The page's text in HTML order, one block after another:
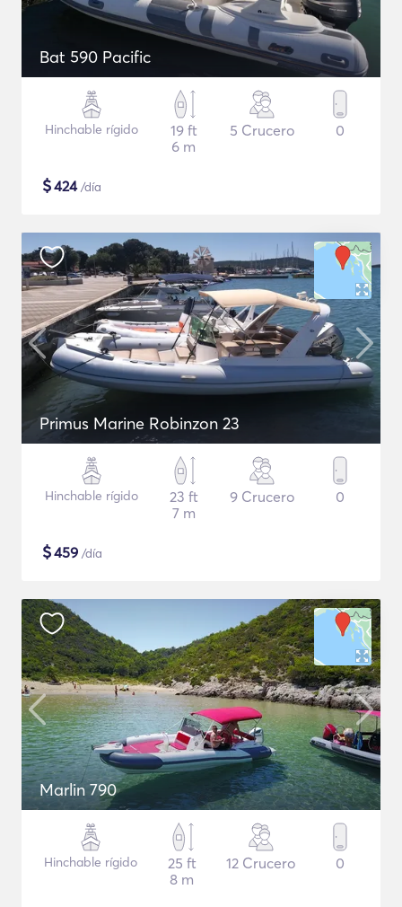
Bat 590 Pacific
Hinchable rígido
19 ft
6 m
5 Crucero 0
$424/día
Primus Marine Robinzon 23
Hinchable rígido
23 ft
7 m
9 Crucero 0
$459 /día
Marlin 790
Hinchable rígido
25 ft
8 m
12 Crucero 0